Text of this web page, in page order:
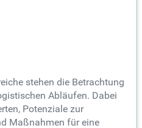
stehen die Betrachtung
Abläufen. Dabei
Potenziale zur
Maßnahmen für eine